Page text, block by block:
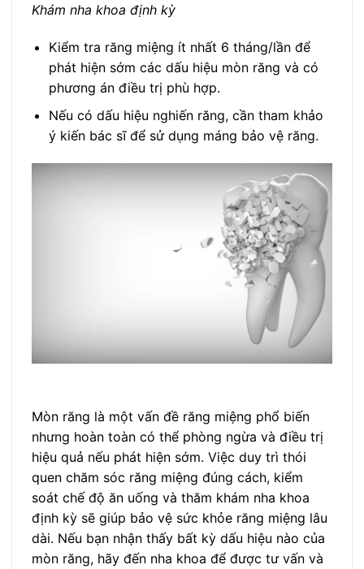
Khám nha khoa định kỳ
Kiểm tra răng miệng ít nhất 6 tháng/lần để
phát hiện sớm các dấu hiệu mòn răng và có
phương án điều trị phù hợp.
Nếu có dấu hiệu nghiến răng, cần tham khảo
ý kiến bác sĩ để sử dụng máng bảo vệ răng.
Mòn răng là một vấn đề răng miệng phổ biến
nhưng hoàn toàn có thể phòng ngừa và điều trị
hiệu quả nếu phát hiện sớm. Việc duy trì thói
quen chăm sóc răng miệng đúng cách, kiểm
soát chế độ ăn uống và thăm khám nha khoa
định kỳ sẽ giúp bảo vệ sức khỏe răng miệng lâu
dài. Nếu bạn nhận thấy bất kỳ dấu hiệu nào của
mòn răng, hãy đến nha khoa để được tư vấn và